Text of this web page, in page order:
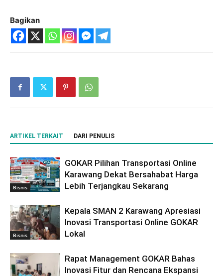
Bagikan
ARTIKEL TERKAIT DARI PENULIS
Bisnis
GOKAR Pilihan Transportasi Online
Karawang Dekat Bersahabat Harga
Lebih Terjangkau Sekarang
Bisnis
Kepala SMAN 2 Karawang Apresiasi
Inovasi Transportasi Online GOKAR
Lokal
Rapat Management GOKAR Bahas
Inovasi Fitur dan Rencana Ekspansi